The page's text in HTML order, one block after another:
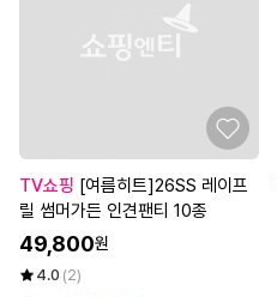
TV쇼핑
릴 썸머가든 인견팬티 10종
49,800원
4.0 (2)